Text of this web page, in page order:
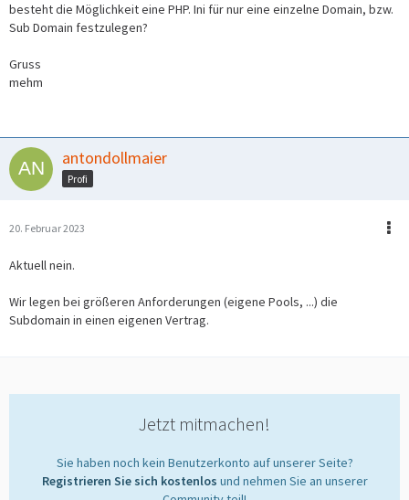
besteht die Möglichkeit eine PHP. Ini für nur eine einzelne Domain, bzw.
Sub Domain festzulegen?
Gruss
mehm
antondollmaier
Profi
20. Februar 2023
Aktuell nein.
Wir legen bei größeren Anforderungen (eigene Pools, ...) die
Subdomain in einen eigenen Vertrag.
Jetzt mitmachen!
Sie haben noch kein Benutzerkonto auf unserer Seite?
Registrieren Sie sich kostenlos und nehmen Sie an unserer